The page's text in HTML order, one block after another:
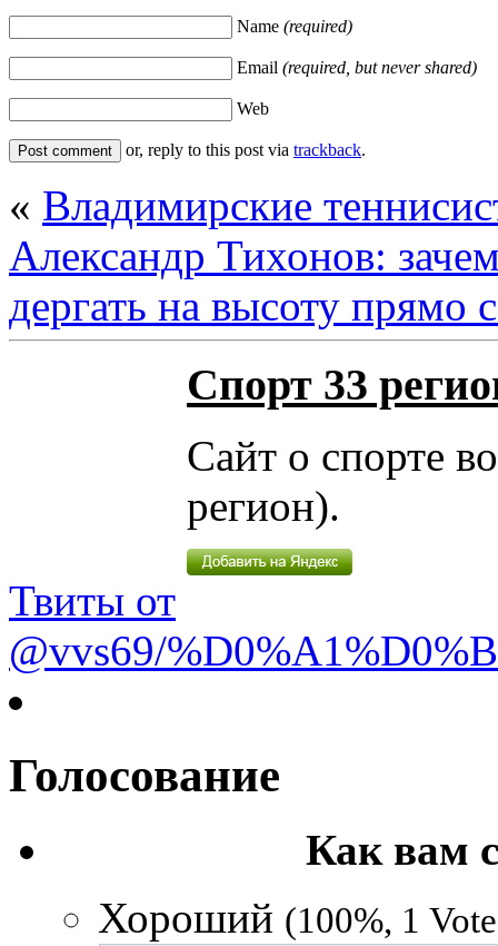
Name (required)
Email (required, but never shared)
Web
or, reply to this post via trackback.
« Владимирские
Александр Тихонов:
дергать на высоту прямо
Спорт 33
Сайт о спорте
регион).
Твиты от
@vvs69/
Голосование
Как вам
Хороший (100%, 1